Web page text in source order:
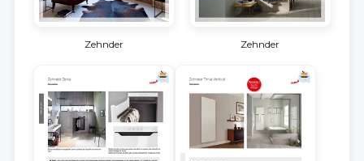
Zehnder Zehnder